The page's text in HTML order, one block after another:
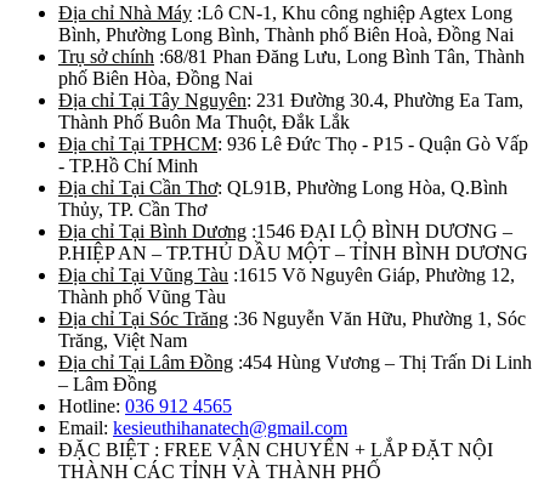
Địa chỉ Nhà Máy :Lô CN-1, Khu công nghiệp Agtex Long
Bình, Phường Long Bình, Thành phố Biên Hoà, Đồng Nai
Trụ sở chính :68/81 Phan Đăng Lưu, Long Bình Tân, Thành
phố Biên Hòa, Đồng Nai
Địa chỉ Tại Tây Nguyên: 231 Đường 30.4, Phường Ea Tam,
Thành Phố Buôn Ma Thuột, Đắk Lắk
Địa chỉ Tại TPHCM: 936 Lê Đức Thọ - P15 - Quận Gò Vấp
- TP.Hồ Chí Minh
Địa chỉ Tại Cần Thơ: QL91B, Phường Long Hòa, Q.Bình
Thủy, TP. Cần Thơ
Địa chỉ Tại Bình Dương :1546 ĐẠI LỘ BÌNH DƯƠNG –
P.HIỆP AN – TP.THỦ DẦU MỘT – TỈNH BÌNH DƯƠNG
Địa chỉ Tại Vũng Tàu :1615 Võ Nguyên Giáp, Phường 12,
Thành phố Vũng Tàu
Địa chỉ Tại Sóc Trăng :36 Nguyễn Văn Hữu, Phường 1, Sóc
Trăng, Việt Nam
Địa chỉ Tại Lâm Đồng :454 Hùng Vương – Thị Trấn Di Linh
– Lâm Đồng
Hotline: 036 912 4565
Email: kesieuthihanatech@gmail.com
ĐẶC BIỆT : FREE VẬN CHUYỂN + LẮP ĐẶT NỘI
THÀNH CÁC TỈNH VÀ THÀNH PHỐ